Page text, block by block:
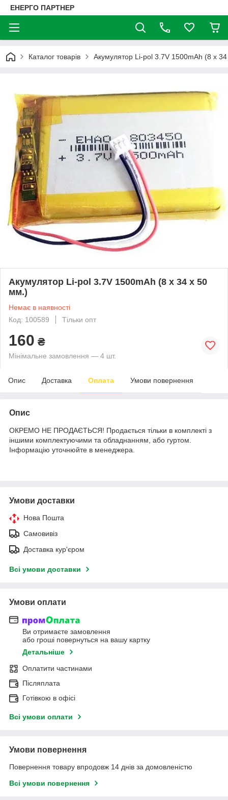
ЕНЕРГО ПАРТНЕР
Каталог товарів Акумулятор Li-pol 3.7V 1500mAh (8 x
Акумулятор Li-pol 3.7V 1500mAh (8 x 34 x 50
мм.)
Немає в наявності
Код: 100589
Тільки опт
160 ₴
Мінімальне замовлення — 4 шт.
Опис Доставка Оплата Умови повернення
Опис
ОКРЕМО НЕ ПРОДАЄТЬСЯ! Продається тільки в комплекті з
іншими комплектуючими та обладнанням, або гуртом.
Інформацію уточнюйте в менеджера.
Умови доставки
Нова Пошта
Самовивіз
Доставка кур'єром
Всі умови доставки
Умови оплати
Ви отримаєте замовлення
або гроші повернуться на вашу картку
Детальніше
Оплатити частинами
Післяплата
Готівкою в офісі
Всі умови оплати
Умови повернення
Повернення товару впродовж 14 днів за домовленістю
Всі умови повернення